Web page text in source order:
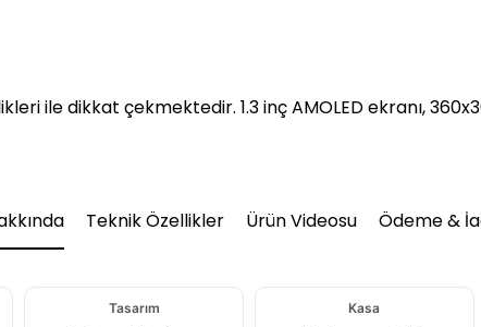
ile dikkat çekmektedir. 1.3 inç AMOLED ekranı,
Teknik Özellikler Ürün Videosu Ödeme &
Tasarım Kasa